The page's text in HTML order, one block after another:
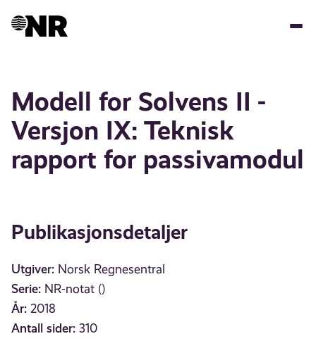
Modell for Solvens II -
Versjon IX: Teknisk
rapport for passivamodul
Publikasjonsdetaljer
Utgiver: Norsk Regnesentral
Serie: NR-notat ()
År: 2018
Antall sider: 310